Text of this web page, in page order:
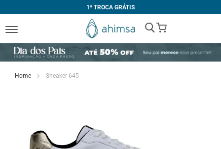
1ª TROCA GRÁTIS
My Cart
Home Sneaker 645